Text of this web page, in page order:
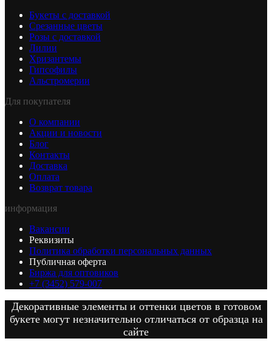
Букеты с доставкой
Срезанные цветы
Розы с доставкой
Лилии
Хризантемы
Гипсофилы
Альстромерии
Для покупателя
О компании
Акции и новости
Блог
Контакты
Доставка
Оплата
Возврат товара
информация
Вакансии
Реквизиты
Политика обработки персональных данных
Публичная оферта
Биржа для оптовиков
+7 (3452) 579-007
Декоративные элементы и оттенки цветов в готовом
букете могут незначительно отличаться от образца на
сайте